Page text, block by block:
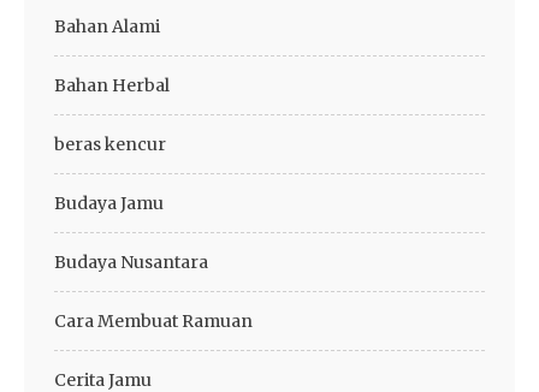
Bahan Alami
Bahan Herbal
beras kencur
Budaya Jamu
Budaya Nusantara
Cara Membuat Ramuan
Cerita Jamu